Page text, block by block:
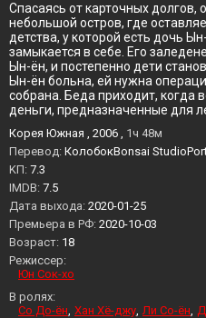
Спасаясь от карточных долгов,
небольшой остров, где
детства, у которой есть дочь
замыкается в себе. Его
Ын-ён, и постепенно дети
Ын-ён больна, ей нужна
собрана. Беда приходит, когда
деньги, предназначенные для
Корея Южная , 2006 , 1ч 48м
Перевод: КолобокBonsai
KП: 7.3
IMDB: 7.5
Дата выхода: 2020-01-25
Премьера в РФ: 2020-10-03
Возраст: 18
Режиссер:
Юн Сок-хо
В ролях:
Со До-ён Хан Хё-джу Ли Со-ён